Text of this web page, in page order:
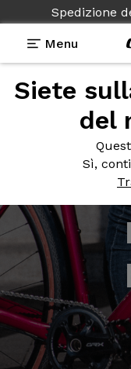
Spedizione
Menu
Siete
del
Sì,